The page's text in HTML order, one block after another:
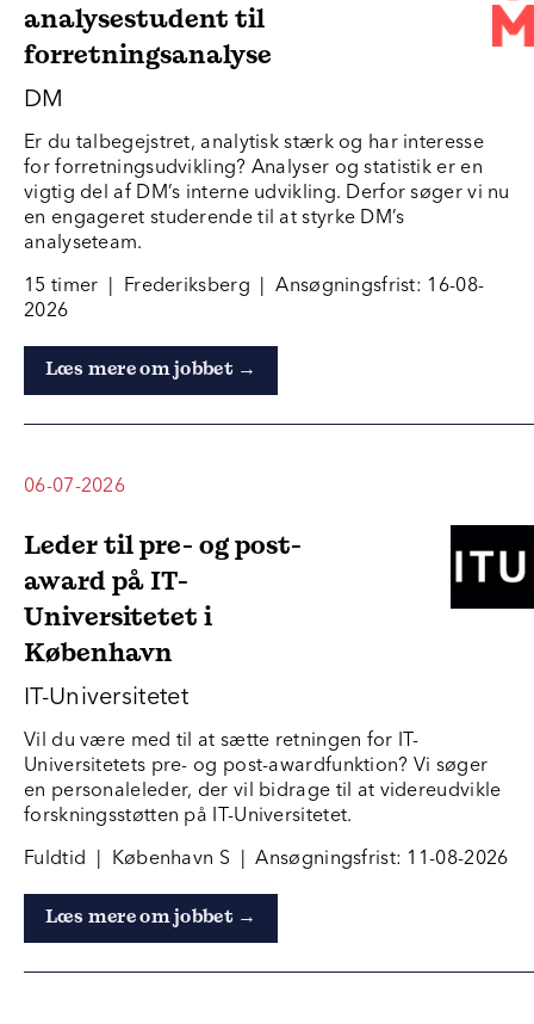
analysestudent til
forretningsanalyse
DM
Er du talbegejstret, analytisk stærk og har interesse
for forretningsudvikling? Analyser og statistik er en
vigtig del af DM’s interne udvikling. Derfor søger vi nu
en engageret studerende til at styrke DM’s
analyseteam.
15 timer | Frederiksberg | Ansøgningsfrist: 16-08-
2026
Læs mere om jobbet →
06-07-2026
Leder til pre- og post-
award på IT-
Universitetet i
København
IT-Universitetet
Vil du være med til at sætte retningen for IT-
Universitetets pre- og post-awardfunktion? Vi søger
en personaleleder, der vil bidrage til at videreudvikle
forskningsstøtten på IT-Universitetet.
Fuldtid | København S | Ansøgningsfrist: 11-08-2026
Læs mere om jobbet →